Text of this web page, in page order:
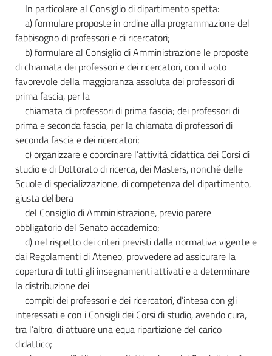
In particolare al Consiglio di dipartimento spetta:
a) formulare proposte in ordine alla programmazione del
fabbisogno di professori e di ricercatori;
b) formulare al Consiglio di Amministrazione le proposte
di chiamata dei professori e dei ricercatori, con il voto
favorevole della maggioranza assoluta dei professori di
prima fascia, per la
chiamata di professori di prima fascia; dei professori di
prima e seconda fascia, per la chiamata di professori di
seconda fascia e dei ricercatori;
c) organizzare e coordinare l’attività didattica dei Corsi di
studio e di Dottorato di ricerca, dei Masters, nonché delle
Scuole di specializzazione, di competenza del dipartimento,
giusta delibera
del Consiglio di Amministrazione, previo parere
obbligatorio del Senato accademico;
d) nel rispetto dei criteri previsti dalla normativa vigente e
dai Regolamenti di Ateneo, provvedere ad assicurare la
copertura di tutti gli insegnamenti attivati e a determinare
la distribuzione dei
compiti dei professori e dei ricercatori, d’intesa con gli
interessati e con i Consigli dei Corsi di studio, avendo cura,
tra l’altro, di attuare una equa ripartizione del carico
didattico;